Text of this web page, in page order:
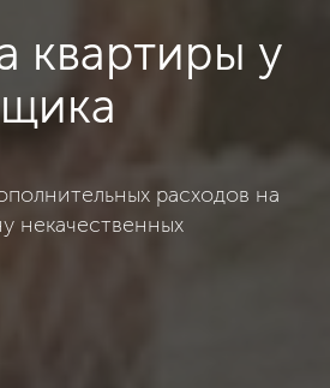
квартиры у
расходов на
некачественных